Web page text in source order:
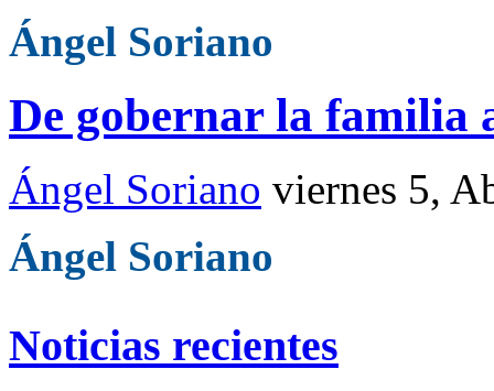
Ángel Soriano
De gobernar la familia
Ángel Soriano viernes 5,
Ángel Soriano
Noticias recientes